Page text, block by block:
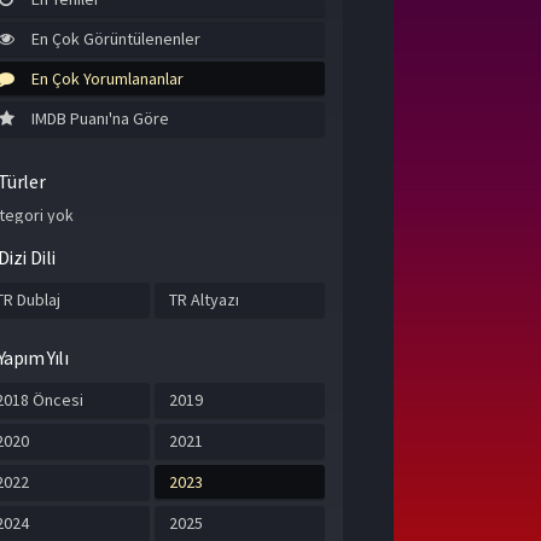
En Çok Görüntülenenler
En Çok Yorumlananlar
IMDB Puanı'na Göre
yok
Dili
Dublaj TR Altyazı
Yılı
Öncesi
2019
2021
2023
2025